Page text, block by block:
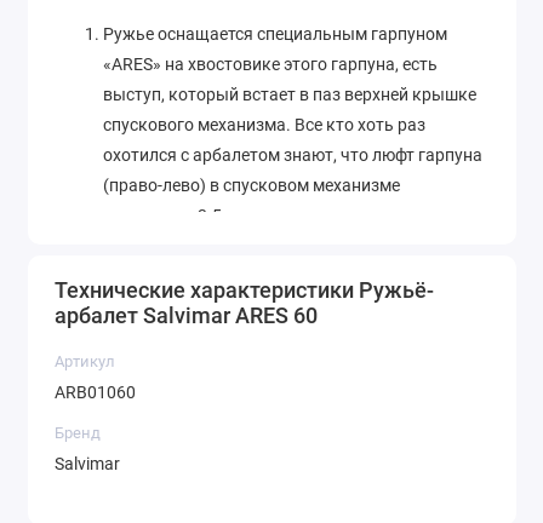
Ружье оснащается специальным гарпуном
«ARES» на хвостовике этого гарпуна, есть
выступ, который встает в паз верхней крышке
спускового механизма. Все кто хоть раз
охотился с арбалетом знают, что люфт гарпуна
(право-лево) в спусковом механизме
составляет 3-5 мм, что может негативно
гарпуна – эта проблема решена и теперь гарпун
механизма, что, несомненно, существенно
увеличивает точность. При этом ружье ARES
просто в этом случае не будет работать
Технические характеристики Ружьё-
арбалет Salvimar ARES 60
Артикул
ARB01060
Бренд
Salvimar